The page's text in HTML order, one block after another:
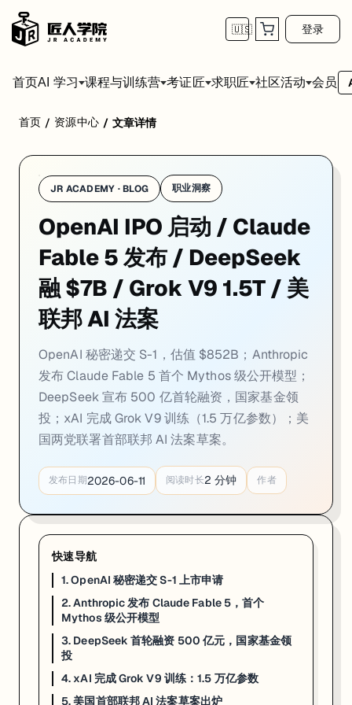
🇺🇸 登录
首页AI 学习 课程与训练营 考证匠 求职匠 社区活动 会员
1. OpenAI 秘密递交 S-1 上市申请
: OpenAI 向 SEC 秘密递交 IPO 注册草稿，成为继 Anthropic
OpenAI 正式向美国证券交易委员会（SEC）提交保密 IPO 注册草稿
此次 IPO 动力来自多重因素：ChatGPT 订阅与企业 API 收入持续增
对开发者和企业用户而言，OpenAI 上市后须向公众定期披露营收结构
来源: TechCrunch·OpenAI
2. Anthropic 发布 Claude Fable 5，首个
: Anthropic 于 6 月 9 日发布 Claude Fable 5，这是首款面向
Anthropic 于 2026 年 6 月 9 日正式发布 Claude Fable 5，将此前仅在
Fable 5 代表了 Anthropic「能力与安全同步迭代」战略路线的最新成
开发者可通过 API 调用 Fable 5 处理高难度推理、长文档分析和复杂
3. DeepSeek 首轮融资 500 亿元，国家基金领
: DeepSeek 宣布首次外部融资，目标募集约 500 亿元（约
DeepSeek 正式宣布开展首轮外部融资，目标金额约 500 亿元人民币
此前 DeepSeek 完全依靠自筹资金运营，此次引入国家资本标志着其
首页 / 资源中心 / 文章详情
JR ACADEMY · BLOG 职业洞察
OpenAI IPO 启动 / Claude
Fable 5 发布 / DeepSeek
融 $7B / Grok V9 1.5T / 美
联邦 AI 法案
OpenAI 秘密递交 S-1，估值 $852B；Anthropic
发布 Claude Fable 5 首个 Mythos 级公开模型；
DeepSeek 宣布 500 亿首轮融资，国家基金领
投；xAI 完成 Grok V9 训练（1.5 万亿参数）；美
国两党联署首部联邦 AI 法案草案。
发布日期2026-06-11 阅读时长2 分钟 作者
快速导航
1. OpenAI 秘密递交 S-1 上市申请
2. Anthropic 发布 Claude Fable 5，首个
Mythos 级公开模型
3. DeepSeek 首轮融资 500 亿元，国家基金领
投
4. xAI 完成 Grok V9 训练：1.5 万亿参数
5. 美国首部联邦 AI 法案草案出炉